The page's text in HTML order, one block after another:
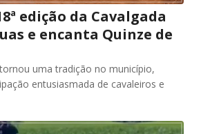
edição da Cavalgada
e encanta Quinze de
uma tradição no município,
entusiasmada de cavaleiros e